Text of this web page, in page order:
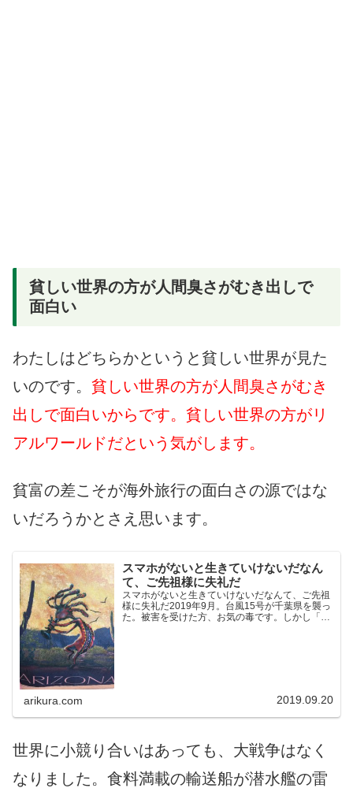
貧しい世界の方が人間臭さがむき出しで
面白い
わたしはどちらかというと貧しい世界が見た
いのです。 貧しい世界の方が人間臭さがむき
出しで面白いからです。貧しい世界の方がリ
アルワールドだという気がします。
貧富の差こそが海外旅行の面白さの源ではな
いだろうかとさえ思います。
スマホがないと生きていけないだなん
て、ご先祖様に失礼だ
スマホがないと生きていけないだなんて、ご先祖
様に失礼だ2019年9月。台風15号が千葉県を襲っ
た。被害を受けた方、お気の毒です。しかし「も
arikura.com 2019.09.20
世界に小競り合いはあっても、大戦争はなく
なりました。食料満載の輸送船が潜水艦の雷